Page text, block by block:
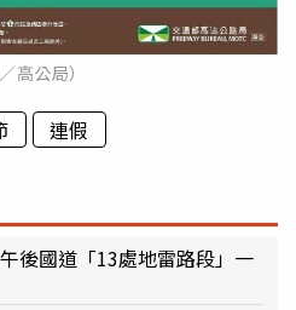
高公局）
連假
後國道「13處地雷路段」一